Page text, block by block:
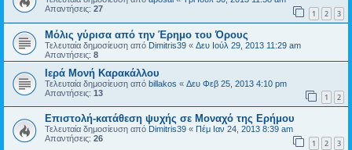
Απαντήσεις: 27 1 2 3
Μόλις γύρισα από την Έρημο του Όρους
Τελευταία δημοσίευση από Dimitris39 « Δευ Ιούλ 29, 2013 11:29 am
Απαντήσεις: 8
Ιερά Μονή Καρακάλλου
Τελευταία δημοσίευση από billakos « Δευ Φεβ 25, 2013 4:10 pm
Απαντήσεις: 13 1 2
Επιστολή-κατάθεση ψυχής σε Μοναχό της Ερήμου
Τελευταία δημοσίευση από Dimitris39 « Πέμ Ιαν 24, 2013 8:39 am
Απαντήσεις: 26 1 2 3